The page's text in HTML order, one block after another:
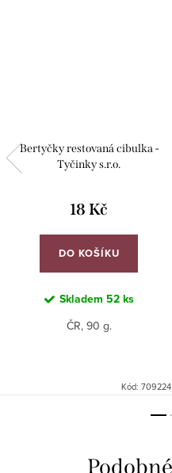
Bertyčky restovaná cibulka -
Tyčinky s.r.o.
18 Kč
DO KOŠÍKU
Skladem 52 ks
ČR, 90 g.
Kód: 709224